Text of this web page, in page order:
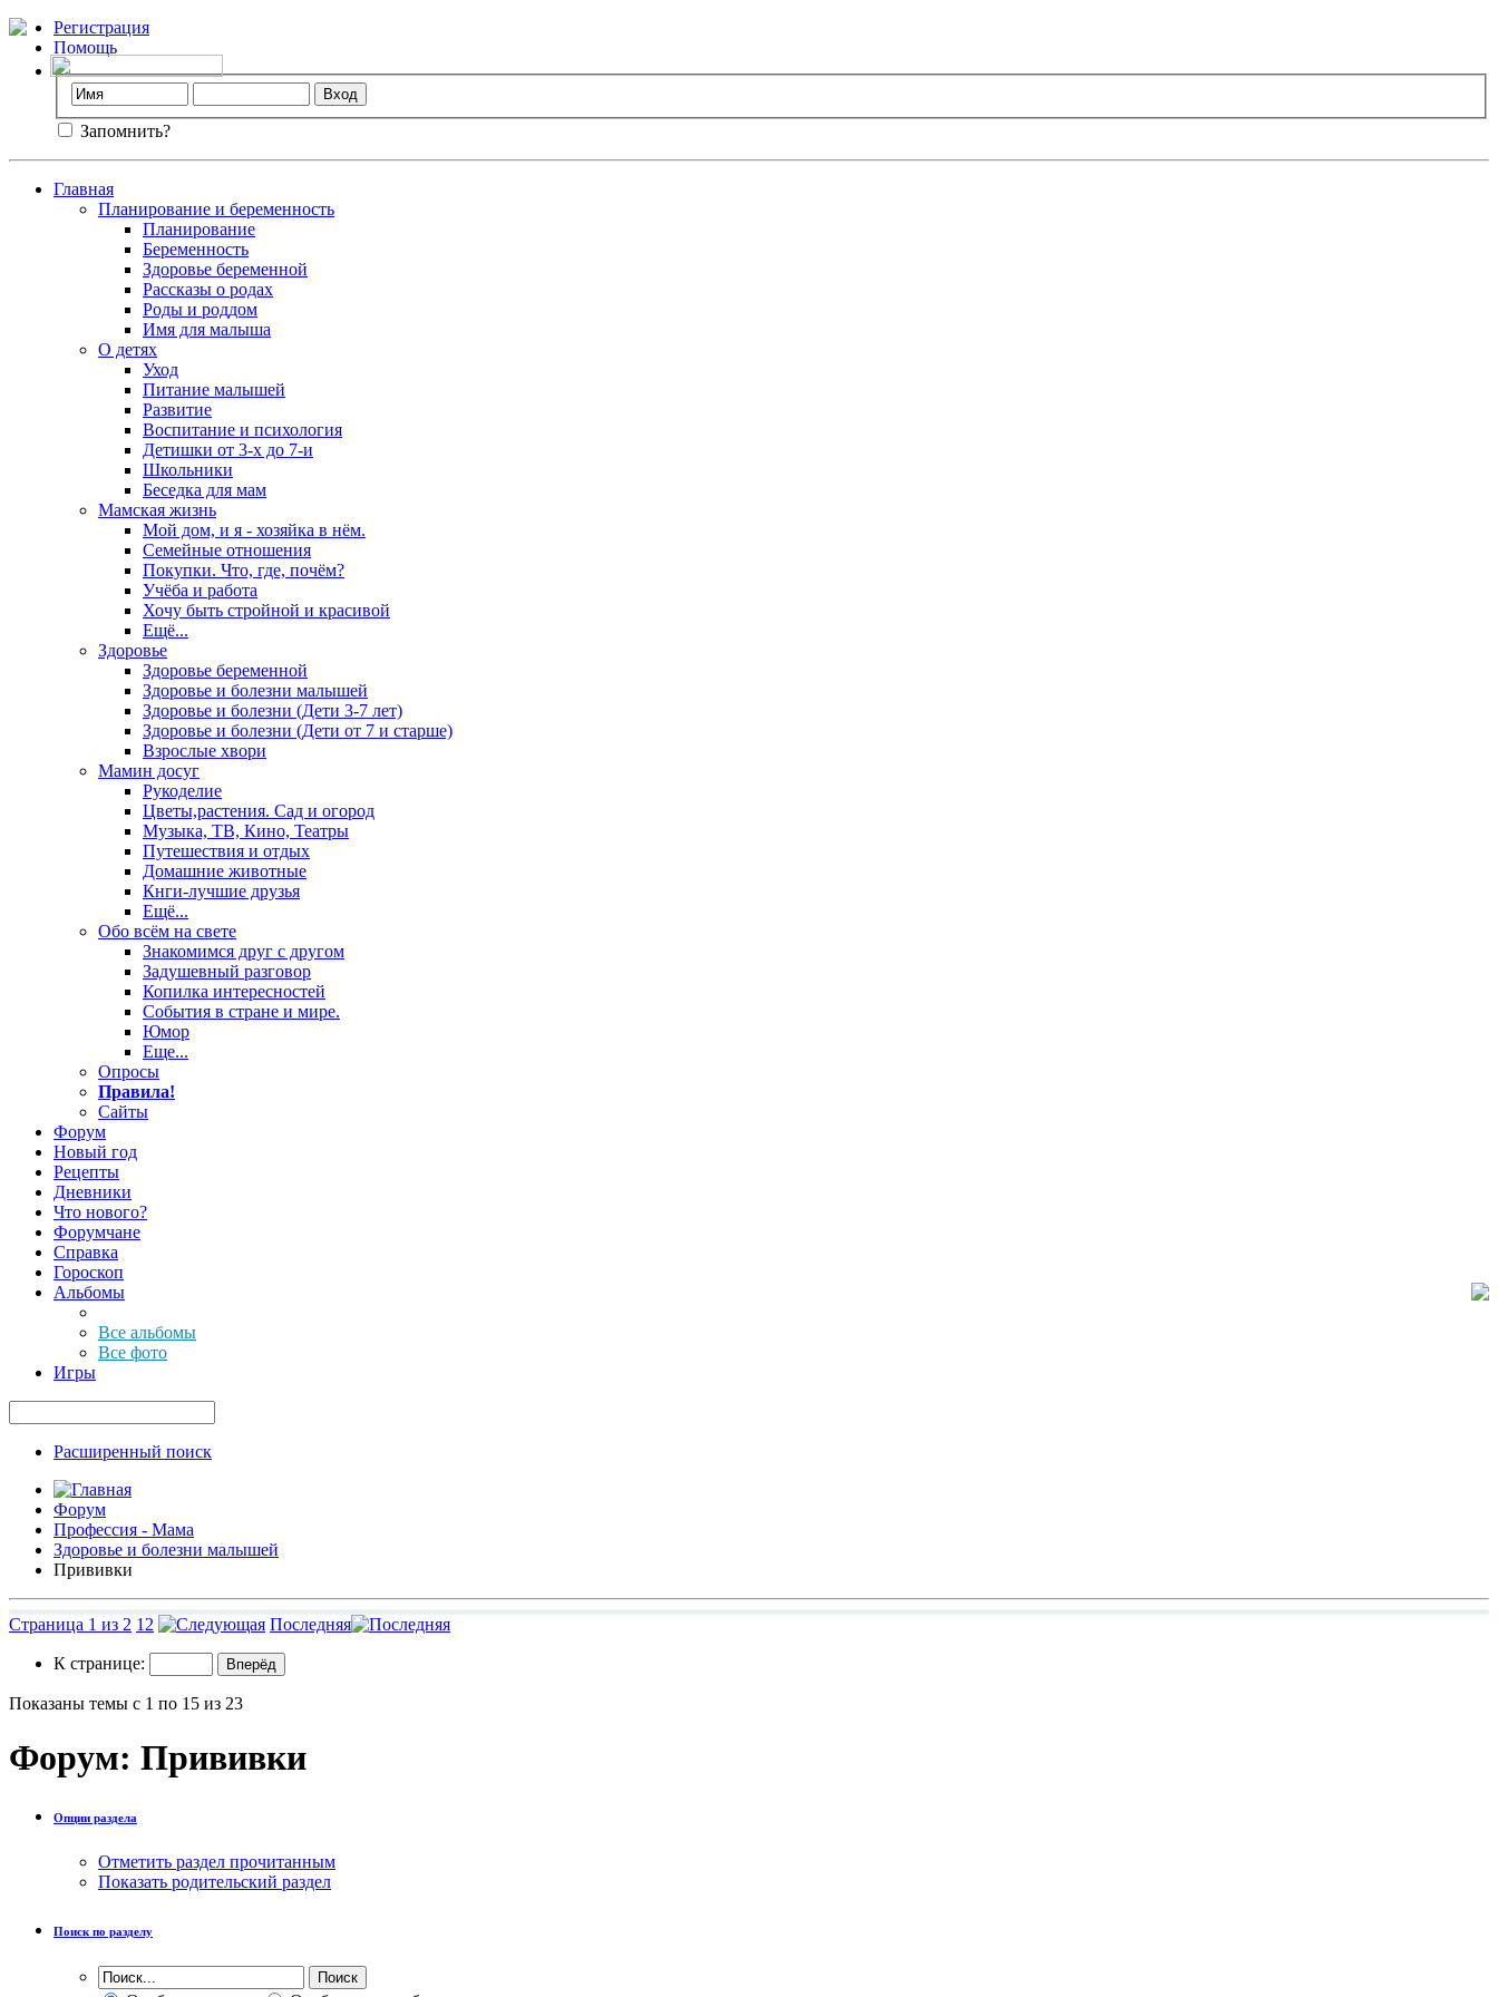
Регистрация
Помощь
Запомнить?
Главная
Планирование и беременность
Планирование
Беременность
Здоровье беременной
Рассказы о родах
Роды и роддом
Имя для малыша
О детях
Уход
Питание малышей
Развитие
Воспитание и психология
Детишки от 3-х до 7-и
Школьники
Беседка для мам
Мамская жизнь
Мой дом, и я - хозяйка в нём.
Семейные отношения
Покупки. Что, где, почём?
Учёба и работа
Хочу быть стройной и красивой
Ещё...
Здоровье
Здоровье беременной
Здоровье и болезни малышей
Здоровье и болезни (Дети 3-7 лет)
Здоровье и болезни (Дети от 7 и старше)
Взрослые хвори
Мамин досуг
Рукоделие
Цветы,растения. Сад и огород
Музыка, ТВ, Кино, Театры
Путешествия и отдых
Домашние животные
Кнги-лучшие друзья
Ещё...
Обо всём на свете
Знакомимся друг с другом
Задушевный разговор
Копилка интересностей
События в стране и мире.
Юмор
Еще...
Опросы
Правила!
Сайты
Форум
Новый год
Рецепты
Дневники
Что нового?
Форумчане
Справка
Гороскоп
Альбомы
Все альбомы
Все фото
Игры
Расширенный поиск
Форум
Профессия - Мама
Здоровье и болезни малышей
Прививки
Страница 1 из 2 1 2 Последняя
К странице:
Показаны темы с 1 по 15 из 23
Форум: Прививки
Опции раздела
Отметить раздел прочитанным
Показать родительский раздел
Поиск по разделу